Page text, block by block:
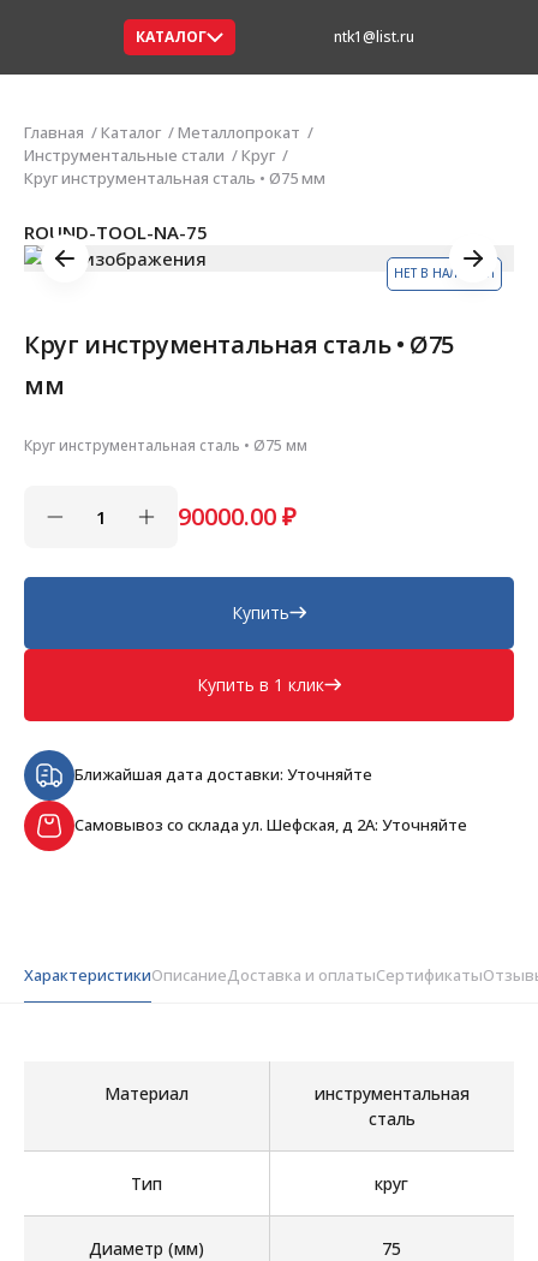
КАТАЛОГ ntk1@list.ru
Главная Каталог
Металлопрокат
Инструментальные стали
Круг
Круг инструментальная сталь • Ø75 мм
НЕТ В НАЛИЧИИ
ROUND-TOOL-NA-75
Круг инструментальная сталь • Ø75
мм
Круг инструментальная сталь • Ø75 мм
90000.00₽
Купить
Купить в 1 клик
Ближайшая дата доставки: Уточняйте
Самовывоз со склада ул. Шефская, д 2А: Уточняйте
ХарактеристикиОписаниеДоставка и оплатыСертификаты
Материал
инструментальная
сталь
Тип круг
Диаметр (мм) 75